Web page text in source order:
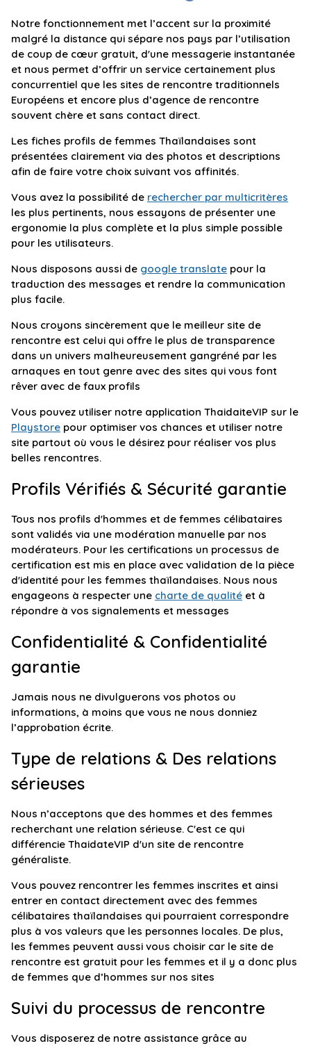
Notre fonctionnement met l’accent sur la proximité
malgré la distance qui sépare nos pays par l’utilisation
de coup de cœur gratuit, d'une messagerie instantanée
et nous permet d’offrir un service certainement plus
concurrentiel que les sites de rencontre traditionnels
Européens et encore plus d’agence de rencontre
souvent chère et sans contact direct.
Les fiches profils de femmes Thaïlandaises sont
présentées clairement via des photos et descriptions
afin de faire votre choix suivant vos affinités.
Vous avez la possibilité de rechercher par multicritères
les plus pertinents, nous essayons de présenter une
ergonomie la plus complète et la plus simple possible
pour les utilisateurs.
Nous disposons aussi de google translate pour la
traduction des messages et rendre la communication
plus facile.
Nous croyons sincèrement que le meilleur site de
rencontre est celui qui offre le plus de transparence
dans un univers malheureusement gangréné par les
arnaques en tout genre avec des sites qui vous font
rêver avec de faux profils
Vous pouvez utiliser notre application ThaidaiteVIP sur le
Playstore pour optimiser vos chances et utiliser notre
site partout où vous le désirez pour réaliser vos plus
belles rencontres.
Profils Vérifiés & Sécurité garantie
Tous nos profils d'hommes et de femmes célibataires
sont validés via une modération manuelle par nos
modérateurs. Pour les certifications un processus de
certification est mis en place avec validation de la pièce
d'identité pour les femmes thaïlandaises. Nous nous
engageons à respecter une charte de qualité et à
répondre à vos signalements et messages
Confidentialité & Confidentialité
garantie
Jamais nous ne divulguerons vos photos ou
informations, à moins que vous ne nous donniez
l’approbation écrite.
Type de relations & Des relations
sérieuses
Nous n’acceptons que des hommes et des femmes
recherchant une relation sérieuse. C'est ce qui
différencie ThaidateVIP d'un site de rencontre
généraliste.
Vous pouvez rencontrer les femmes inscrites et ainsi
entrer en contact directement avec des femmes
célibataires thaïlandaises qui pourraient correspondre
plus à vos valeurs que les personnes locales. De plus,
les femmes peuvent aussi vous choisir car le site de
rencontre est gratuit pour les femmes et il y a donc plus
de femmes que d’hommes sur nos sites
Suivi du processus de rencontre
Vous disposerez de notre assistance grâce au